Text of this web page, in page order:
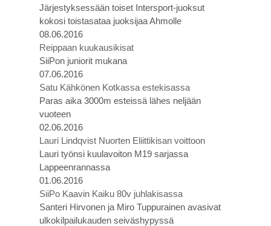
Järjestyksessään toiset Intersport-juoksut
kokosi toistasataa juoksijaa Ahmolle
08.06.2016
Reippaan kuukausikisat
SiiPon juniorit mukana
07.06.2016
Satu Kähkönen Kotkassa estekisassa
Paras aika 3000m esteissä lähes neljään
vuoteen
02.06.2016
Lauri Lindqvist Nuorten Eliittikisan voittoon
Lauri työnsi kuulavoiton M19 sarjassa
Lappeenrannassa
01.06.2016
SiiPo Kaavin Kaiku 80v juhlakisassa
Santeri Hirvonen ja Miro Tuppurainen avasivat
ulkokilpailukauden seiväshypyssä